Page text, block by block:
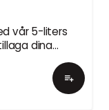
vår 5-liters
dina